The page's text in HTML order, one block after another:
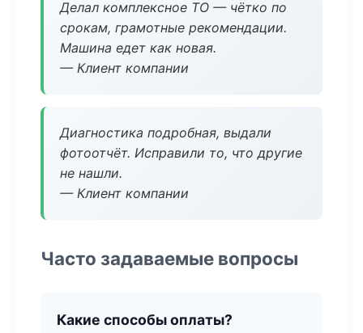
Делал комплексное ТО — чётко по
срокам, грамотные рекомендации.
Машина едет как новая.
— Клиент компании
Диагностика подробная, выдали
фотоотчёт. Исправили то, что другие
не нашли.
— Клиент компании
Часто задаваемые вопросы
Какие способы оплаты?